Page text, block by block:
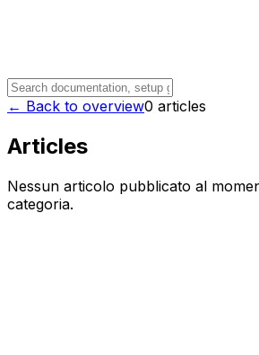
← Back to overview0 articles
Articles
Nessun articolo pubblicato al
categoria.